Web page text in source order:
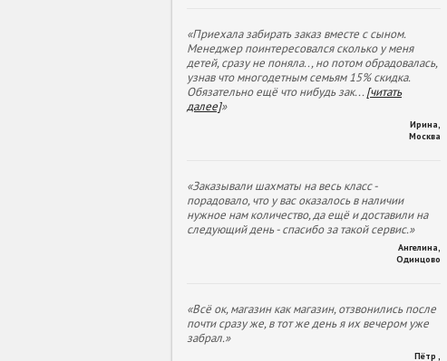
«Приехала забирать заказ вместе с сыном.
Менеджер поинтересовался сколько у меня
детей, сразу не поняла.., но потом обрадовалась,
узнав что многодетным семьям 15% скидка.
Обязательно ещё что нибудь зак...[читать
далее]»
Ирина
Москва
«Заказывали шахматы на весь класс -
порадовало, что у вас оказалось в наличии
нужное нам количество, да ещё и доставили на
следующий день - спасибо за такой сервис.»
Ангелина
Одинцово
«Всё ок, магазин как магазин, отзвонились после
почти сразу же, в тот же день я их вечером уже
забрал.»
Пётр